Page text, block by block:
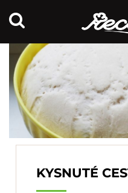
KYSNUTÉ